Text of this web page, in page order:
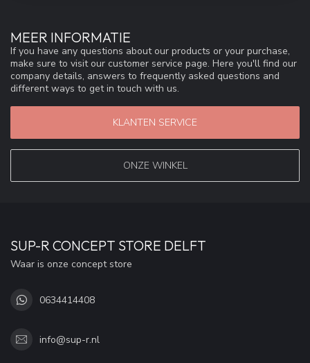
MEER INFORMATIE
If you have any questions about our products or your purchase,
make sure to visit our customer service page. Here you'll find our
company details, answers to frequently asked questions and
different ways to get in touch with us.
KLANTEN SERVICE
ONZE WINKEL
SUP-R CONCEPT STORE DELFT
Waar is onze concept store
0634414408
info@sup-r.nl